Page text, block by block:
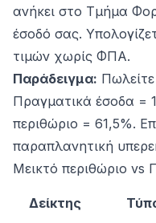
ανήκει στο Τμήμα
έσοδό σας.
τιμών χωρίς ΦΠΑ.
Παράδειγμα:
Πραγματικά έσοδα =
περιθώριο = 61,5%.
παραπλανητική
Μεικτό περιθώριο vs
Δείκτης